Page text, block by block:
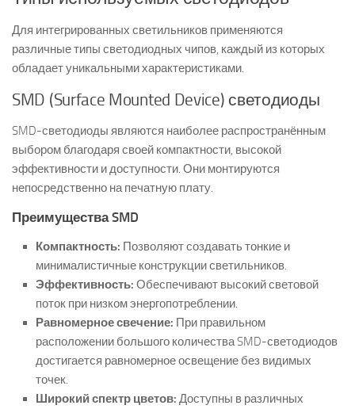
Для интегрированных светильников применяются
различные типы светодиодных чипов, каждый из которых
обладает уникальными характеристиками.
SMD (Surface Mounted Device) светодиоды
SMD-светодиоды являются наиболее распространённым
выбором благодаря своей компактности, высокой
эффективности и доступности. Они монтируются
непосредственно на печатную плату.
Преимущества SMD
Компактность: Позволяют создавать тонкие и
минималистичные конструкции светильников.
Эффективность: Обеспечивают высокий световой
поток при низком энергопотреблении.
Равномерное свечение: При правильном
расположении большого количества SMD-светодиодов
достигается равномерное освещение без видимых
точек.
Широкий спектр цветов: Доступны в различных